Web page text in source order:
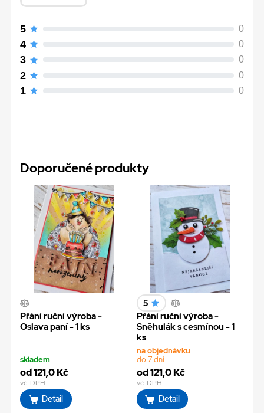
5 0
4 0
3 0
2 0
1 0
Doporučené produkty
Přání ruční výroba -
Oslava paní - 1 ks
skladem
od 121,0 Kč
vč. DPH
Detail
5
Přání ruční výroba -
Sněhulák s cesmínou - 1
ks
na objednávku
do 7 dní
od 121,0 Kč
vč. DPH
Detail